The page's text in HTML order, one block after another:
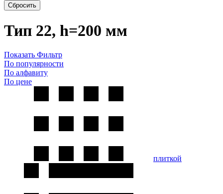
Сбросить
Тип 22, h=200 мм
Показать Фильтр
По популярности
По алфавиту
По цене
плиткой